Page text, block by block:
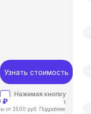
Узнать стоимость
Нажимая кнопку
“отправить”, вы
соглашаетесь с
₽
от 2500 руб. Подробнее